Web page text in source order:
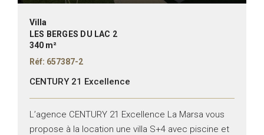
Villa
LES BERGES DU LAC 2
340 m²
Réf: 657387-2
CENTURY 21 Excellence
L’agence CENTURY 21 Excellence La Marsa vous
propose à la location une villa S+4 avec piscine et